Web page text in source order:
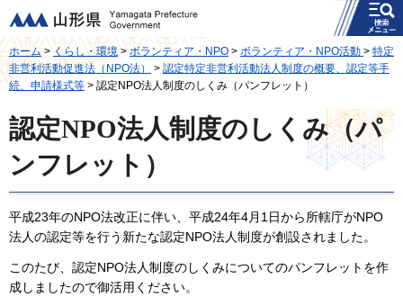
山形県
メニュー
ホーム>くらし・環境 >ボランティア・NPO > ボランティア・NPO活動 > 特定
非営利活動促進法（NPO法）
> 認定特定非営利活動法人制度の概要、認定等手
続、申請様式等 > 認定NPO法人制度のしくみ（パンフレット）
認定NPO法人制度のしくみ（パ
ンフレット）
平成23年のNPO法改正に伴い、平成24年4月1日から所轄庁がNPO
法人の認定等を行う新たな認定NPO法人制度が創設されました。
このたび、認定NPO法人制度のしくみについてのパンフレットを作
成しましたので御活用ください。